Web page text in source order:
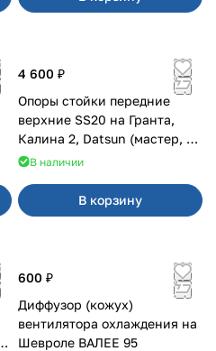
4 600 ₽
Опоры стойки передние
верхние SS20 на Гранта,
Калина 2, Datsun (мастер, с
ЭлУР, с подшипником) 2шт
В наличии
В корзину
600 ₽
Диффузор (кожух)
вентилятора охлаждения на
Шевроле ВАЛЕЕ 95